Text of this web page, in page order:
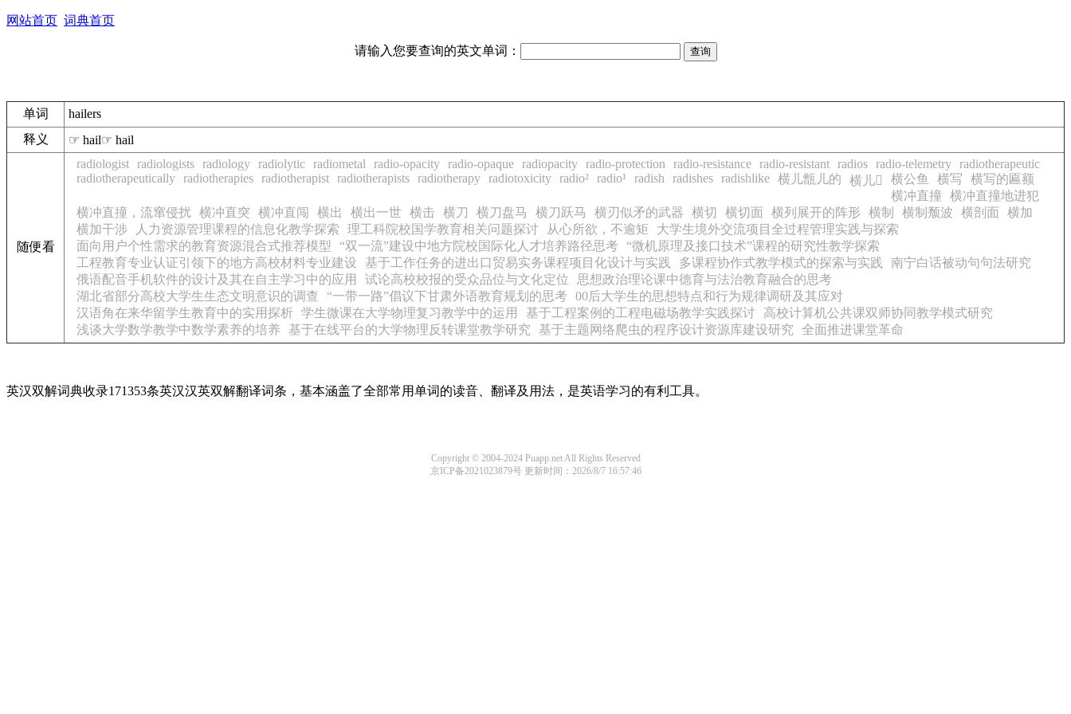
网站首页 词典首页
请输入您要查询的英文单词：
单词
hailers
释义
☞ hail☞ hail
随便看
radiologist radiologists radiology radiolytic radiometal radio-opacity radio-opaque radiopacity radio-protection radio-resistance radio-resistant radios radio-telemetry radiotherapeutic
radiotherapeutically radiotherapies radiotherapist radiotherapists radiotherapy radiotoxicity radio² radio¹ radish radishes radishlike 横儿甑儿的 横儿𨰭 横公鱼 横写
横写的匾额
横冲直撞
横冲直撞地进犯
横冲直撞，流窜侵扰 横冲直突 横冲直闯 横出 横出一世 横击 横刀 横刀盘马 横刀跃马 横刃似矛的武器 横切 横切面 横列展开的阵形 横制 横制颓波 横剖面
横加
横加干涉
人力资源管理课程的信息化教学探索 理工科院校国学教育相关问题探讨 从心所欲，不逾矩
大学生境外交流项目全过程管理实践与探索
面向用户个性需求的教育资源混合式推荐模型
“双一流”建设中地方院校国际化人才培养路径思考
“微机原理及接口技术”课程的研究性教学探索
工程教育专业认证引领下的地方高校材料专业建设
基于工作任务的进出口贸易实务课程项目化设计与实践 多课程协作式教学模式的探索与实践
南宁白话被动句句法研究
俄语配音手机软件的设计及其在自主学习中的应用
试论高校校报的受众品位与文化定位
思想政治理论课中德育与法治教育融合的思考
湖北省部分高校大学生生态文明意识的调查
“一带一路”倡议下甘肃外语教育规划的思考 00后大学生的思想特点和行为规律调研及其应对
汉语角在来华留学生教育中的实用探析 学生微课在大学物理复习教学中的运用 基于工程案例的工程电磁场教学实践探讨
高校计算机公共课双师协同教学模式研究
浅谈大学数学教学中数学素养的培养
基于在线平台的大学物理反转课堂教学研究 基于主题网络爬虫的程序设计资源库建设研究 全面推进课堂革命
英汉双解词典收录171353条英汉汉英双解翻译词条，基本涵盖了全部常用单词的读音、翻译及用法，是英语学习的有利工具。
Copyright © 2004-2024 Puapp.net All Rights Reserved
京ICP备2021023879号 更新时间：2026/8/7 16:57:46